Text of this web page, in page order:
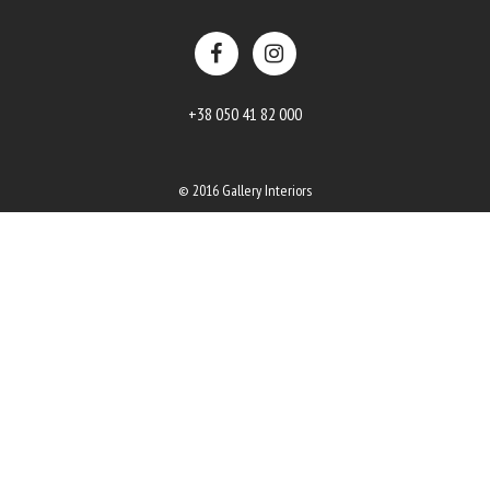
+38 050 41 82 000
© 2016 Gallery Interiors